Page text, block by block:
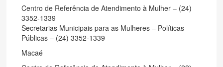
Centro de Referência de Atendimento à Mulher – (24)
3352-1339
Secretarias Municipais para as Mulheres – Políticas
Públicas – (24) 3352-1339
Macaé